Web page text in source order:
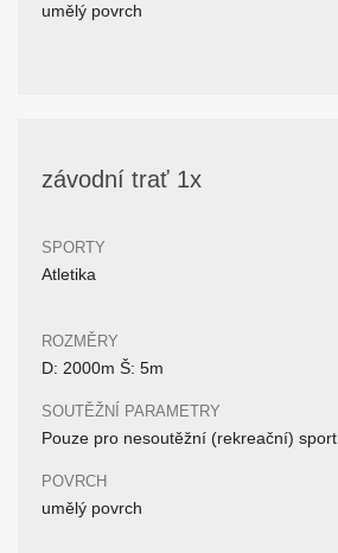
umělý povrch
závodní trať 1x
SPORTY
Atletika
ROZMĚRY
D: 2000m Š: 5m
SOUTĚŽNÍ PARAMETRY
Pouze pro nesoutěžní (rekreační) sport
POVRCH
umělý povrch